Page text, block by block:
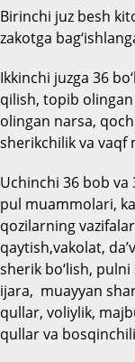
Birinchi juz besh
zakotga
Ikkinchi juzga 36
qilish, topib
olingan narsa,
sherikchilik va vaqf
Uchinchi 36 bob va
pul muammolari,
qozilarning
qaytish,vakolat,
sherik bo‘lish,
ijara, muayyan
qullar, voliylik,
qullar va